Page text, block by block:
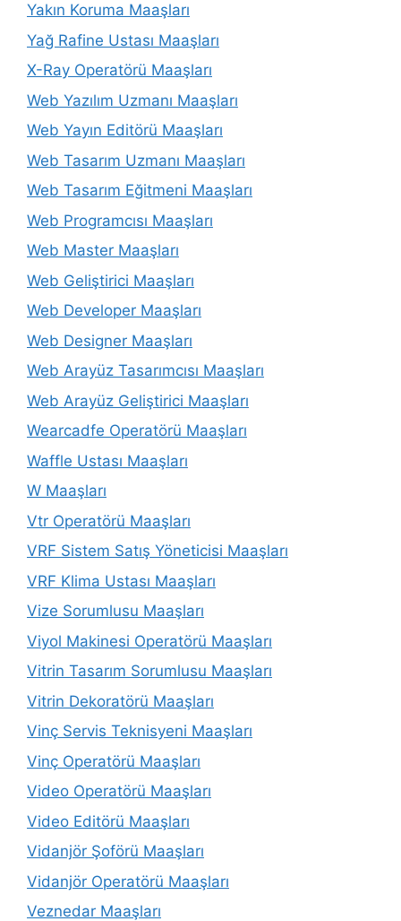
Yakın Koruma Maaşları
Yağ Rafine Ustası Maaşları
X-Ray Operatörü Maaşları
Web Yazılım Uzmanı Maaşları
Web Yayın Editörü Maaşları
Web Tasarım Uzmanı Maaşları
Web Tasarım Eğitmeni Maaşları
Web Programcısı Maaşları
Web Master Maaşları
Web Geliştirici Maaşları
Web Developer Maaşları
Web Designer Maaşları
Web Arayüz Tasarımcısı Maaşları
Web Arayüz Geliştirici Maaşları
Wearcadfe Operatörü Maaşları
Waffle Ustası Maaşları
W Maaşları
Vtr Operatörü Maaşları
VRF Sistem Satış Yöneticisi Maaşları
VRF Klima Ustası Maaşları
Vize Sorumlusu Maaşları
Viyol Makinesi Operatörü Maaşları
Vitrin Tasarım Sorumlusu Maaşları
Vitrin Dekoratörü Maaşları
Vinç Servis Teknisyeni Maaşları
Vinç Operatörü Maaşları
Video Operatörü Maaşları
Video Editörü Maaşları
Vidanjör Şoförü Maaşları
Vidanjör Operatörü Maaşları
Veznedar Maaşları